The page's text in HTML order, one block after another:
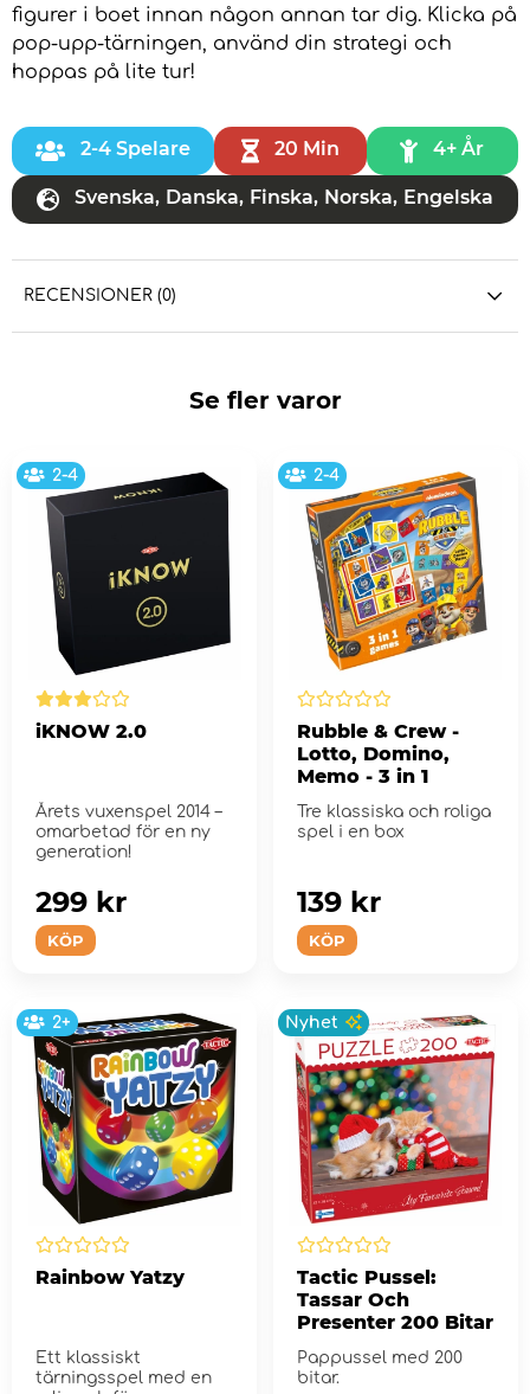
figurer i boet innan någon annan tar dig. Klicka på
pop-upp-tärningen, använd din strategi och
hoppas på lite tur!
2-4 Spelare 20 Min 4+ År
Svenska, Danska, Finska, Norska, Engelska
RECENSIONER (0)
Se fler varor
2-4
iKNOW 2.0
Årets vuxenspel 2014 –
omarbetad för en ny
generation!
KÖP
299 kr
2-4
Rubble & Crew -
Lotto, Domino,
Memo - 3 in 1
Tre klassiska och roliga
spel i en box
KÖP
139 kr
2+
Rainbow Yatzy
Ett klassiskt
tärningsspel med en
Nyhet
Tactic Pussel:
Tassar Och
Presenter 200 Bitar
Pappussel med 200
bitar.